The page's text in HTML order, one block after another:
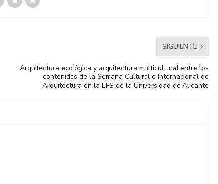
SIGUIENTE
Arquitectura ecológica y arquitectura multicultural entre los
contenidos de la Semana Cultural e Internacional de
Arquitectura en la EPS de la Universidad de Alicante